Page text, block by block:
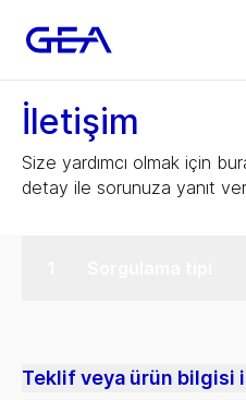
İletişim
Size yardımcı olmak için
detay ile sorunuza yanıt
Teklif veya ürün bilgisi